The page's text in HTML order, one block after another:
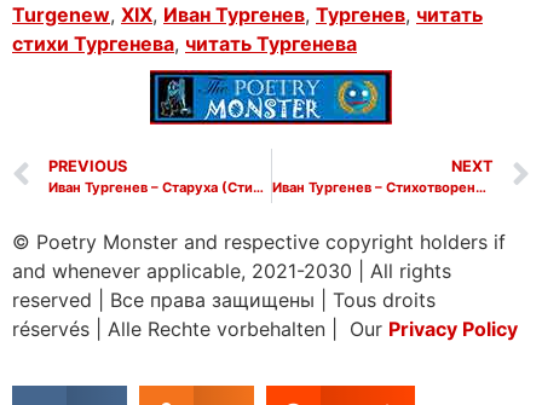
Turgenew, XIX, Иван Тургенев, Тургенев, читать
стихи Тургенева, читать Тургенева
PREVIOUS
Иван Тургенев – Старуха (Стихотворение в прозе)
NEXT
Иван Тургенев – Стихотворения в прозе: Читать стихи в прозе Тургенева – Лучшие стихотворения на Poetry Monster
© Poetry Monster and respective copyright holders if
and whenever applicable, 2021-2030
All rights
reserved
Все права защищены
Tous droits
réservés
Alle Rechte vorbehalten | Our Privacy Policy